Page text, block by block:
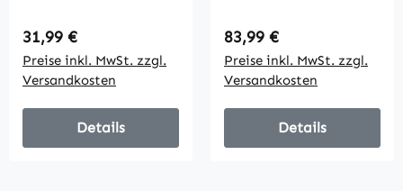
Kunststoff, Stahl,
Lila
Regulärer Preis:
31,99 €
Preise inkl. MwSt. zzgl.
Versandkosten
Details
höhenverstellbar, für
Kinder 5-12 J.,
blau+schwarz
Regulärer Preis:
83,99 €
Preise inkl. MwSt. zzgl.
Versandkosten
Details